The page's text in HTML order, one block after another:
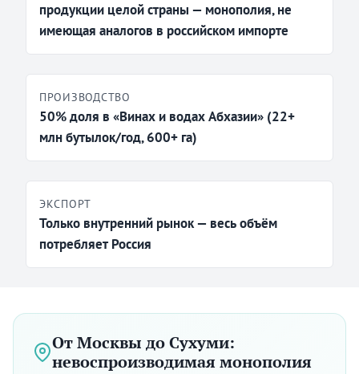
продукции целой страны — монополия, не
имеющая аналогов в российском импорте
ПРОИЗВОДСТВО
50% доля в «Винах и водах Абхазии» (22+
млн бутылок/год, 600+ га)
ЭКСПОРТ
Только внутренний рынок — весь объём
потребляет Россия
От Москвы до Сухуми:
невоспроизводимая монополия